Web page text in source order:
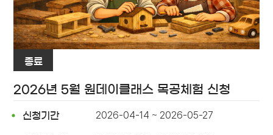
종료
2026년 5월 원데이클래스 목공체험 신청
신청기간 2026-04-14 ~ 2026-05-27